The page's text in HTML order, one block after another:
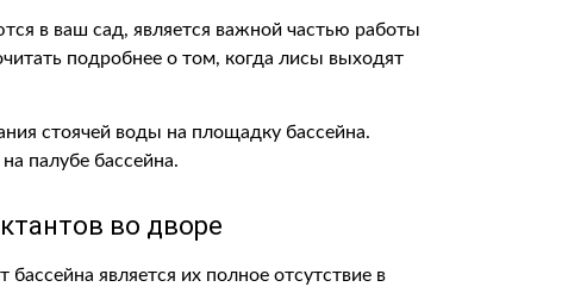
в ваш сад, является важной частью работы
подробнее о том, когда лисы выходят
стоячей воды на площадку бассейна.
палубе бассейна.
во дворе
является их полное отсутствие в